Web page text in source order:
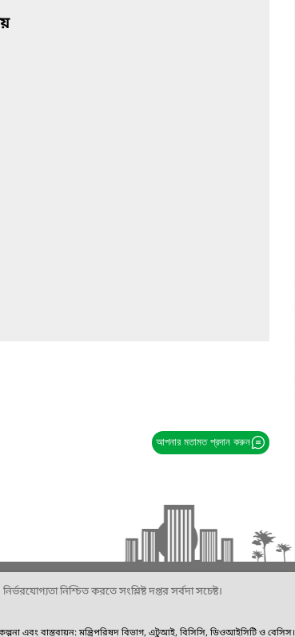
আপনার মতামত প্রদান করুন
নিশ্চিত করতে সংশ্লিষ্ট দপ্তর সর্বদা সচেষ্ট।
এবং বাস্তবায়ন: মন্ত্রিপরিষদ বিভাগ, এটুআই, বিসিসি, ডিওআইসিটি ও বেসিস।